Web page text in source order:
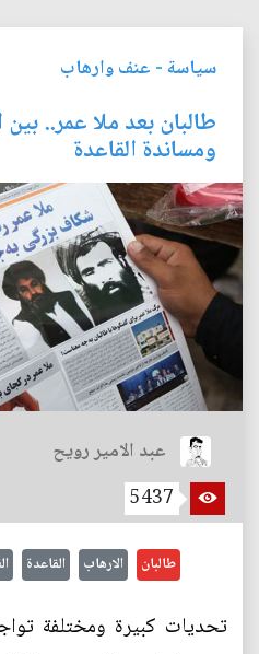
سياسة- عنف وارهاب
طالبان بعد ملا عمر.. بين
ومساندة القاعدة
عبد الامير رويح
5437
طالبان الارهاب القاعدة
تحديات كبيرة ومختلفة